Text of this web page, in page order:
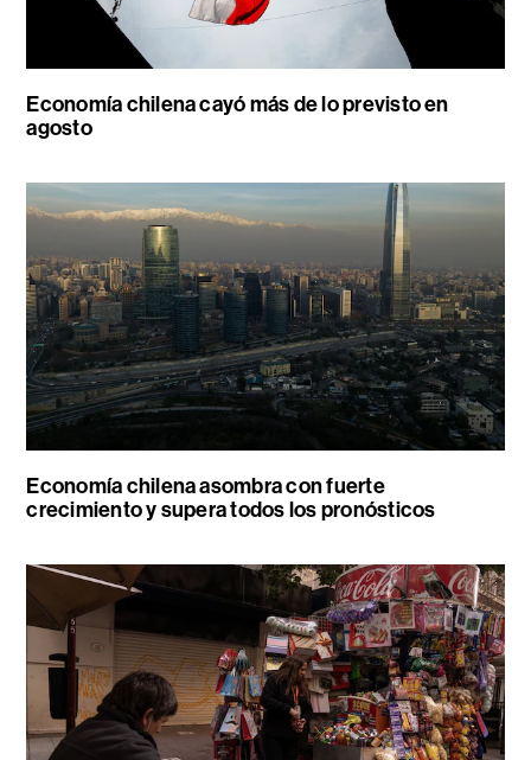
Economía chilena cayó más de lo previsto en
agosto
Economía chilena asombra con fuerte
crecimiento y supera todos los pronósticos